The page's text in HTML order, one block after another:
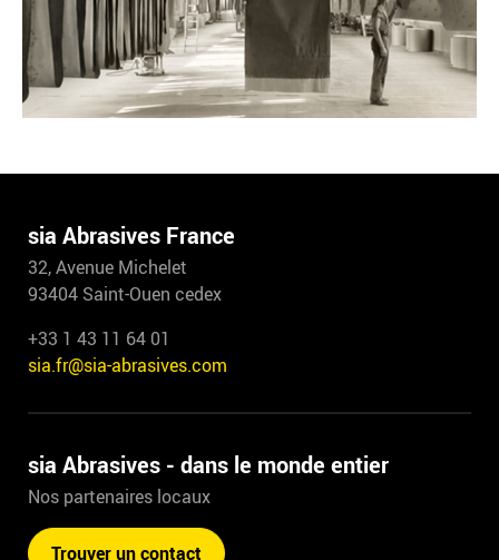
sia Abrasives France
32, Avenue Michelet
93404 Saint-Ouen cedex
+33 1 43 11 64 01
sia.fr@sia-abrasives.com
sia Abrasives - dans le monde entier
Nos partenaires locaux
Trouver un contact